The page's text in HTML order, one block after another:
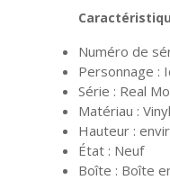
Numéro de
Personnage :
Série : Real
Matériau :
Hauteur :
État : Neuf
Boîte : Boîte